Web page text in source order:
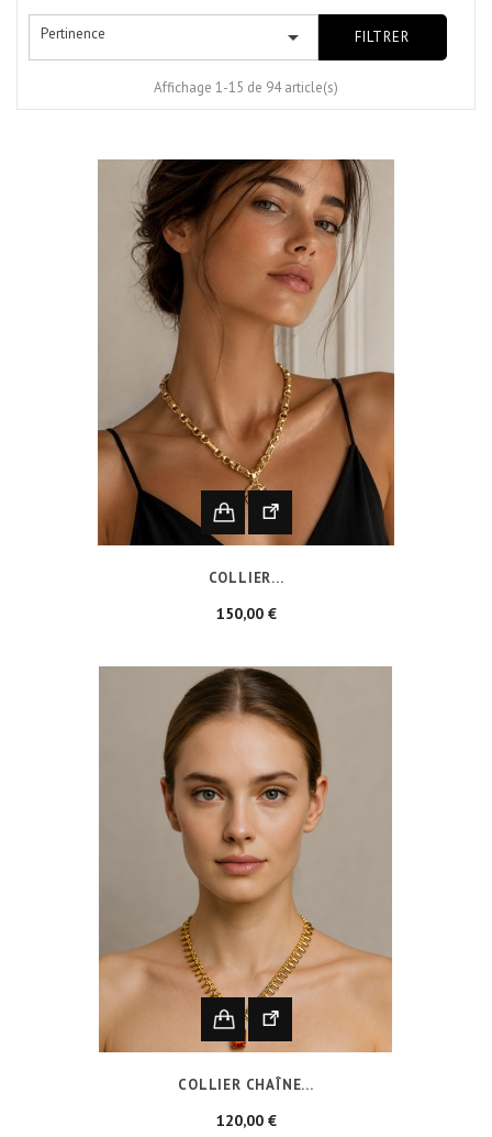
Pertinence  FILTRER
Affichage 1-15 de 94 article(s)
COLLIER...
150,00 €Prix
COLLIER CHAÎNE...
120,00 €Prix